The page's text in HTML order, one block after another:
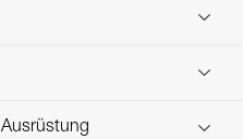
Notice
procedure-DE
suivi-DE